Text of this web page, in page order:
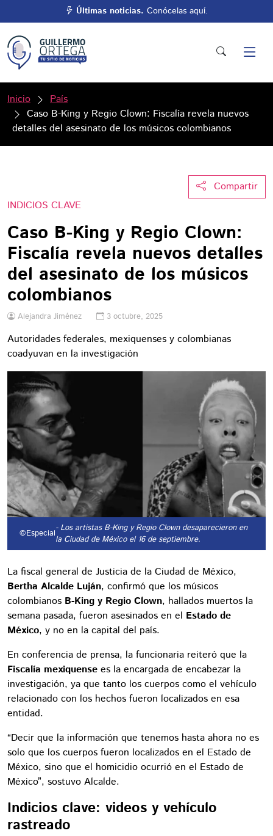
Últimas noticias. Conócelas aquí.
Inicio
País
Caso B-King y Regio Clown: Fiscalía revela nuevos
detalles del asesinato de los músicos colombianos
Compartir
INDICIOS CLAVE
Caso B-King y Regio Clown:
Fiscalía revela nuevos detalles
del asesinato de los músicos
colombianos
Alejandra Jiménez 3 octubre, 2025
Autoridades federales, mexiquenses y colombianas
coadyuvan en la investigación
©Especial- Los artistas B-King y Regio Clown desaparecieron en
la Ciudad de México el 16 de septiembre.
La fiscal general de Justicia de la Ciudad de México,
Bertha Alcalde Luján, confirmó que los músicos
colombianos B-King y Regio Clown, hallados muertos la
semana pasada, fueron asesinados en el Estado de
México, y no en la capital del país.
En conferencia de prensa, la funcionaria reiteró que la
Fiscalía mexiquense es la encargada de encabezar la
investigación, ya que tanto los cuerpos como el vehículo
relacionado con los hechos fueron localizados en esa
entidad.
“Decir que la información que tenemos hasta ahora no es
solo que los cuerpos fueron localizados en el Estado de
México, sino que el homicidio ocurrió en el Estado de
México”, sostuvo Alcalde.
Indicios clave: videos y vehículo
rastreado